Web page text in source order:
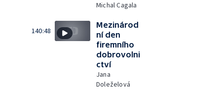
Michal Cagala
140:48
Mezinárod
ní den
firemního
dobrovolni
ctví
Jana
Doleželová